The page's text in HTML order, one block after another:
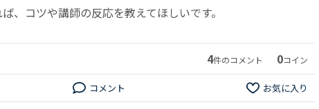
、コツや講師の反応を教えてほしいです。
4件のコメント 0コイン
コメント お気に入り